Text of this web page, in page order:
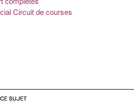
Circuit de courses
SUJET